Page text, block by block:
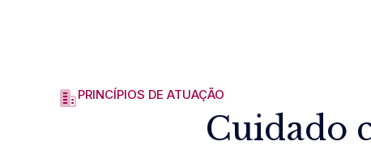
PRINCÍPIOS DE ATUAÇÃO
Cuidado